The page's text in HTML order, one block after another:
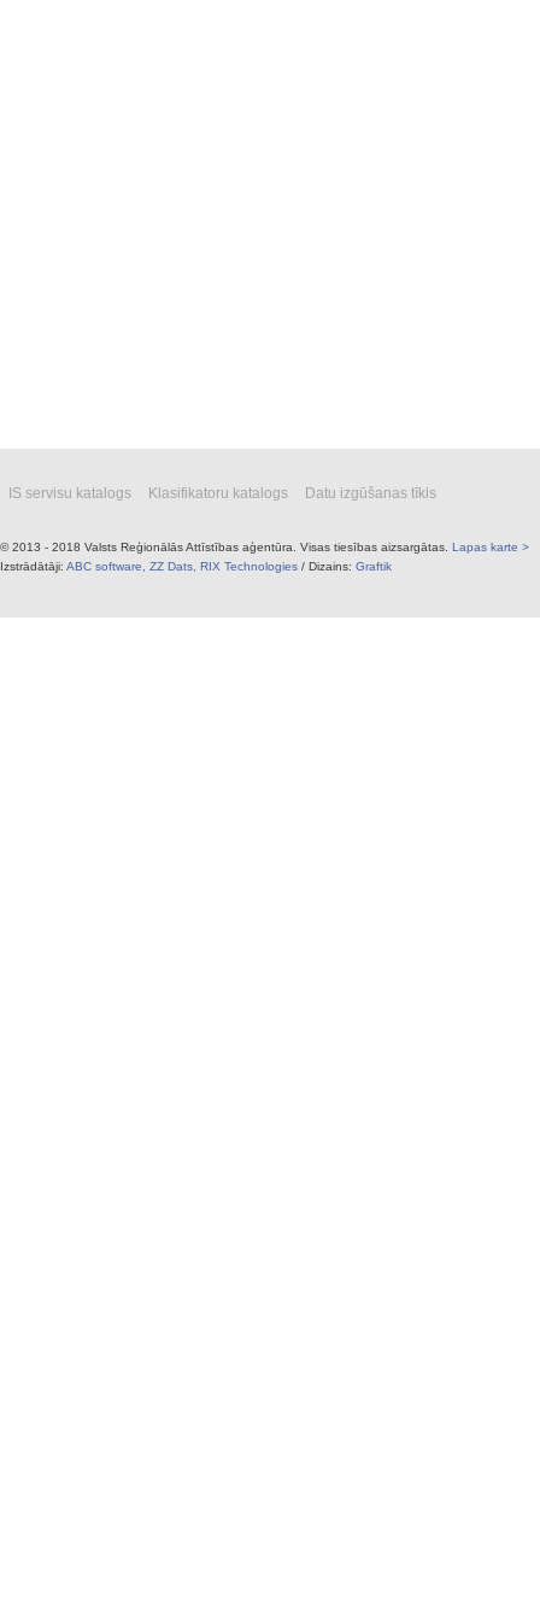
IS servisu katalogs Klasifikatoru katalogs Datu izgūšanas tīkls
© 2013 - 2018 Valsts Reģionālās Attīstības aģentūra. Visas tiesības aizsargātas. Lapas karte >
Izstrādātāji: ABC software, ZZ Dats, RIX Technologies / Dizains: Graftik